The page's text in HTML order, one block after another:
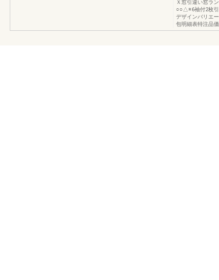
Ｘ窓引違い窓ラ
○○△※6袖付2枚引
デザインバリエ
包明細表特注品